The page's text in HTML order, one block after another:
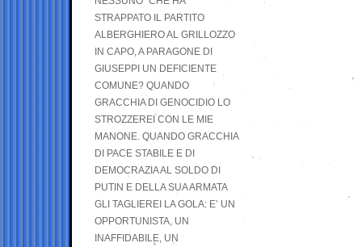
STRAPPATO IL PARTITO
ALBERGHIERO AL GRILLOZZO
IN CAPO, A PARAGONE DI
GIUSEPPI UN DEFICIENTE
COMUNE? QUANDO
GRACCHIA DI GENOCIDIO LO
STROZZEREI CON LE MIE
MANONE. QUANDO GRACCHIA
DI PACE STABILE E DI
DEMOCRAZIA AL SOLDO DI
PUTIN E DELLA SUA ARMATA
GLI TAGLIEREI LA GOLA: E’ UN
OPPORTUNISTA, UN
INAFFIDABILE, UN